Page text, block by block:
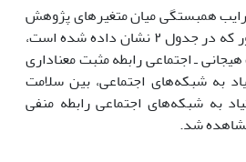
ضرایب همبستگی میان متغیرهای پژوهش
آورده شده است. همانطور که در جدول ۲ نشان داده شده است،
ـ اجتماعی رابطه مثبت معناداری
به شبکه‌های اجتماعی، بین سلامت
به شبکه‌های اجتماعی رابطه منفی